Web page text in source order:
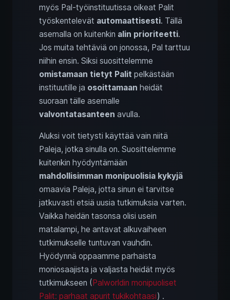
myös Pal-työinstituutissa oikeat Palit
työskentelevät automaattisesti. Tällä
asemalla on kuitenkin alin prioriteetti.
Jos muita tehtäviä on jonossa, Pal tarttuu
niihin ensin. Siksi suosittelemme
omistamaan tietyt Palit pelkästään
instituutille ja osoittamaan heidät
suoraan tälle asemalle
valvontatasanteen avulla.
Aluksi voit tietysti käyttää vain niitä
Paleja, jotka sinulla on. Suosittelemme
kuitenkin hyödyntämään
mahdollisimman monipuolisia kykyjä
omaavia Paleja, jotta sinun ei tarvitse
jatkuvasti etsiä uusia tutkimuksia varten.
Vaikka heidän tasonsa olisi usein
matalampi, he antavat alkuvaiheen
tutkimukselle tuntuvan vauhdin.
Hyödynnä oppaamme parhaista
moniosaajista ja valjasta heidät myös
tutkimukseen (Palworldin monipuoliset
Palit: parhaat apurit tukikohtaasi) .